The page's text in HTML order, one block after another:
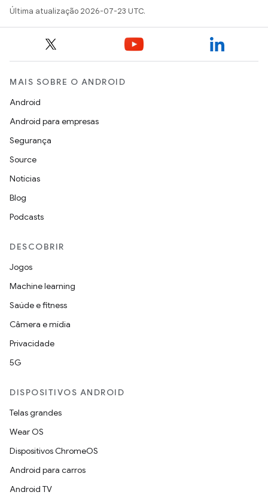
Última atualização 2026-07-23 UTC.
MAIS SOBRE O ANDROID
Android
Android para empresas
Segurança
Source
Notícias
Blog
Podcasts
DESCOBRIR
Jogos
Machine learning
Saúde e fitness
Câmera e mídia
Privacidade
5G
DISPOSITIVOS ANDROID
Telas grandes
Wear OS
Dispositivos ChromeOS
Android para carros
Android TV